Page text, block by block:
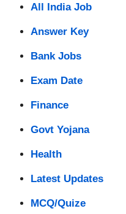
All India Job
Answer Key
Bank Jobs
Exam Date
Finance
Govt Yojana
Health
Latest Updates
MCQ/Quize